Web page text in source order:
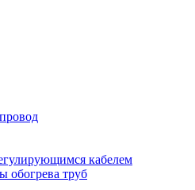
кабелем
обогрева труб